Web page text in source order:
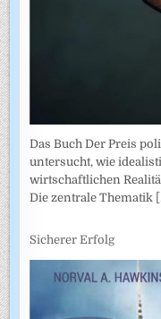
Das Buch Der Preis
untersucht, wie
wirtschaftlichen
Die zentrale Thematik
Sicherer Erfolg